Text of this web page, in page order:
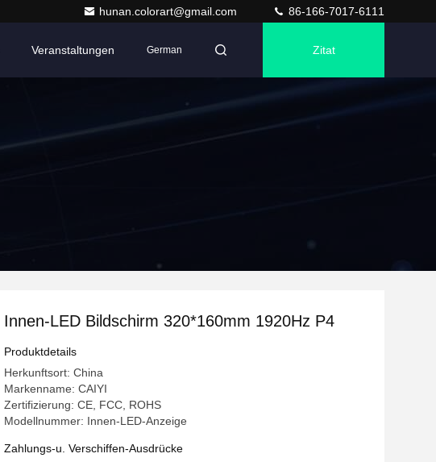
hunan.colorart@gmail.com 86-166-7017-6111
Veranstaltungen German Zitat
Innen-LED Bildschirm 320*160mm 1920Hz P4
Produktdetails
Herkunftsort: China
Markenname: CAIYI
Zertifizierung: CE, FCC, ROHS
Modellnummer: Innen-LED-Anzeige
Zahlungs-u. Verschiffen-Ausdrücke